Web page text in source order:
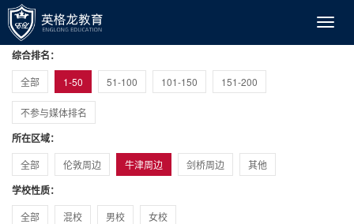
综合排名：
全部 1-50 51-100 101-150 151-200
不参与媒体排名
所在区域：
全部 伦敦周边 牛津周边 剑桥周边 其他
学校性质：
全部 混校 男校 女校